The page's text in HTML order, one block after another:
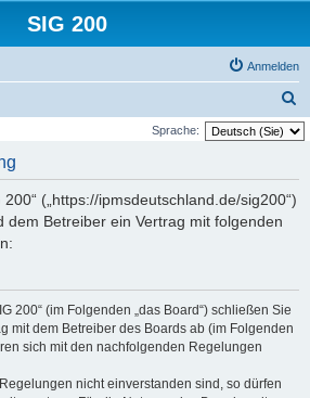
SIG 200
Anmelden
u
Sprache:
(„https://ipmsdeutschland.de/sig200“)
dem Betreiber ein Vertrag mit folgenden
200“ (im Folgenden „das Board“) schließen Sie
mit dem Betreiber des Boards ab (im Folgenden
sich mit den nachfolgenden Regelungen
nicht einverstanden sind, so dürfen